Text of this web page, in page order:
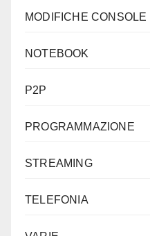
MODIFICHE CONSOLE
NOTEBOOK
P2P
PROGRAMMAZIONE
STREAMING
TELEFONIA